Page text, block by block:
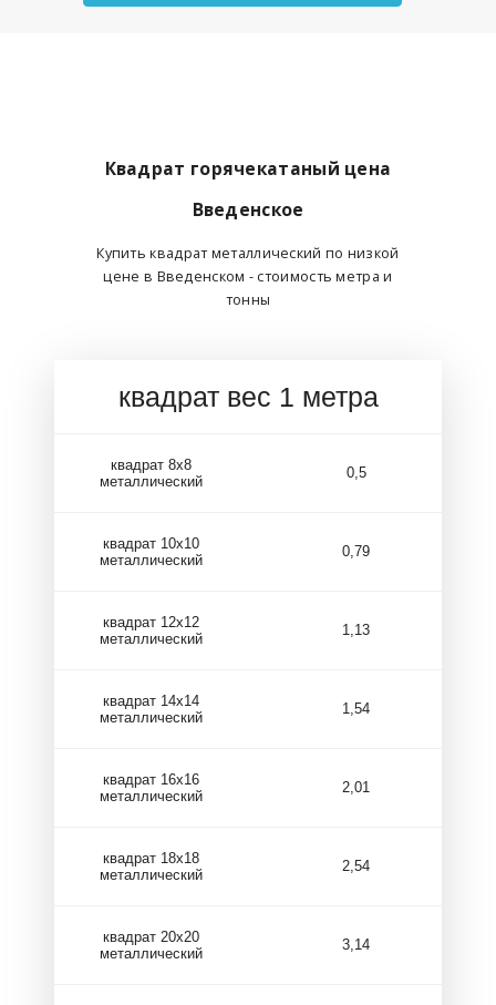
Квадрат горячекатаный цена
Введенское
Купить квадрат металлический по низкой
цене в Введенском - стоимость метра и
тонны
квадрат вес 1 метра
квадрат 8х8
металлический
0,5
квадрат 10х10
металлический
0,79
квадрат 12х12
металлический
1,13
квадрат 14х14
металлический
1,54
квадрат 16х16
металлический
2,01
квадрат 18х18
металлический
2,54
квадрат 20х20
металлический
3,14